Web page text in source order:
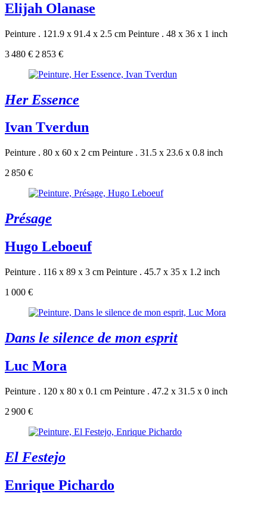
Elijah Olanase
Peinture . 121.9 x 91.4 x 2.5 cm Peinture . 48 x 36 x 1 inch
3 480 € 2 853 €
Her Essence
Ivan Tverdun
Peinture . 80 x 60 x 2 cm Peinture . 31.5 x 23.6 x 0.8 inch
2 850 €
Présage
Hugo Leboeuf
Peinture . 116 x 89 x 3 cm Peinture . 45.7 x 35 x 1.2 inch
1 000 €
Dans le silence de mon esprit
Luc Mora
Peinture . 120 x 80 x 0.1 cm Peinture . 47.2 x 31.5 x 0 inch
2 900 €
El Festejo
Enrique Pichardo